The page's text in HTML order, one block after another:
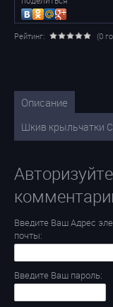
Рейтинг: (0
Описание
Шкив крыльчатки
Введите Ваш Адрес
почты:
Введите Ваш пароль: